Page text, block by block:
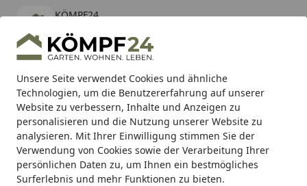
Unsere Seite verwendet Cookies und ähnliche
Technologien, um die Benutzererfahrung auf unserer
Website zu verbessern, Inhalte und Anzeigen zu
personalisieren und die Nutzung unserer Website zu
analysieren. Mit Ihrer Einwilligung stimmen Sie der
Verwendung von Cookies sowie der Verarbeitung Ihrer
persönlichen Daten zu, um Ihnen ein bestmögliches
Surferlebnis und mehr Funktionen zu bieten.
KÖMPF24
kostenlos - Im App Store
Hotline
Alle Produkte
Mein Konto
Suchen
Karibu Pools inkl. gratis Sandfilteranlage & Pool-
Starterset (Gesamtwert bis 468,99€)